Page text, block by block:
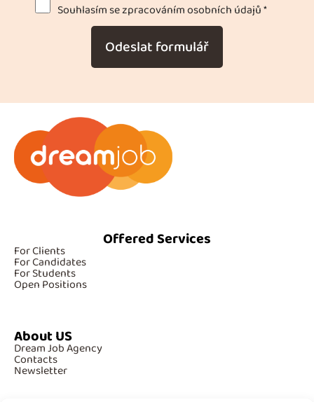
Souhlasím se zpracováním osobních údajů *
Odeslat formulář
Offered Services
For Clients
For Candidates
For Students
Open Positions
About US
Dream Job Agency
Contacts
Newsletter